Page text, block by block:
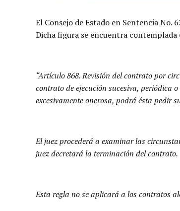
El Consejo de Estado en Sentencia No.
Dicha figura se encuentra
“Artículo 868. Revisión del contrato por
contrato de ejecución sucesiva, periódica
excesivamente onerosa, podrá ésta pedir
El juez procederá a examinar las
juez decretará la terminación del contrato.
Esta regla no se aplicará a los contratos